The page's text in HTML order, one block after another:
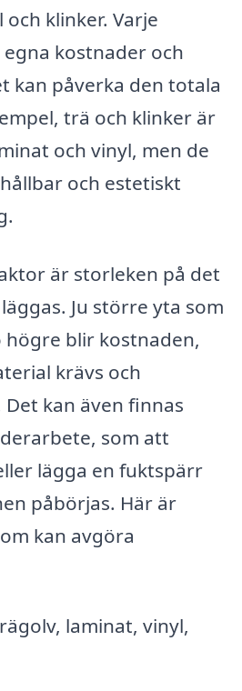
klinker. Varje
kostnader och
kan påverka den totala
trä och klinker är
och vinyl, men de
och estetiskt
är storleken på det
Ju större yta som
högre blir kostnaden,
krävs och
kan även finnas
som att
lägga en fuktspärr
påbörjas. Här är
kan avgöra
laminat, vinyl,